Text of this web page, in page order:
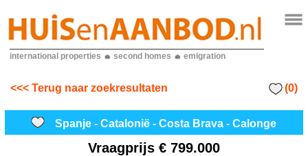
international properties second homes emigration
<<< Terug naar zoekresultaten (0)
Spanje - Catalonië - Costa Brava - Calonge
Vraagprijs € 799.000